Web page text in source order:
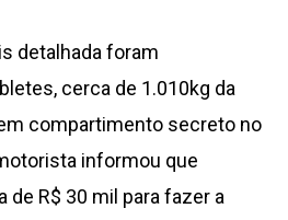
detalhada foram
cerca de 1.010kg da
compartimento secreto no
informou que
de R$ 30 mil para fazer a